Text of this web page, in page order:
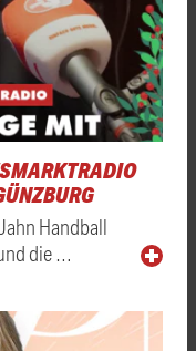
Handball
die …